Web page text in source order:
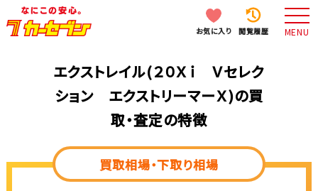
お気に入り 閲覧履歴 MENU
エクストレイル(２０Ｘｉ Ｖセレク
ション エクストリーマーＸ)の買
取・査定の特徴
買取相場・下取り相場